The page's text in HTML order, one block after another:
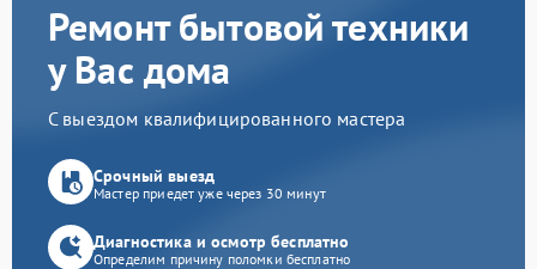
Ремонт бытовой техники
у Вас дома
С выездом квалифицированного мастера
Срочный выезд
Мастер приедет уже через 30 минут
Диагностика и осмотр бесплатно
Определим причину поломки бесплатно